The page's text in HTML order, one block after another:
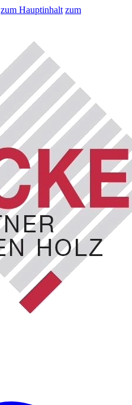
zum Hauptinhalt zum